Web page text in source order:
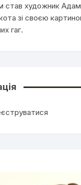
художник Адам
зі своєю
гаг.